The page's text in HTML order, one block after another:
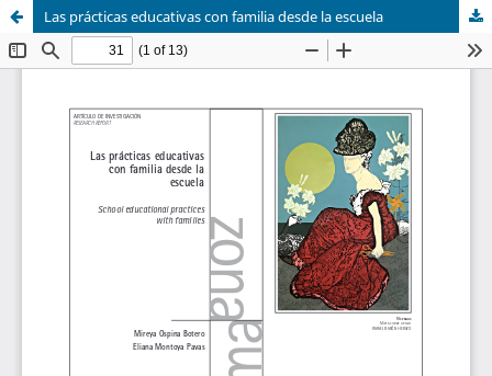
Las prácticas educativas con familia desde la escuela